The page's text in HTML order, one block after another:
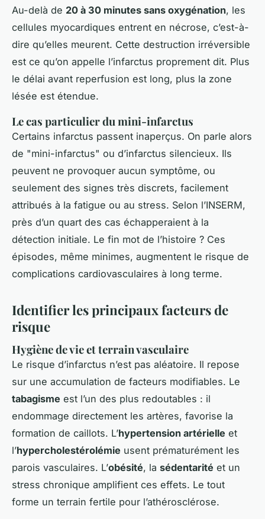
Au-delà de 20 à 30 minutes sans oxygénation, les
cellules myocardiques entrent en nécrose, c’est-à-
dire qu’elles meurent. Cette destruction irréversible
est ce qu’on appelle l’infarctus proprement dit. Plus
le délai avant reperfusion est long, plus la zone
lésée est étendue.
Le cas particulier du mini-infarctus
Certains infarctus passent inaperçus. On parle alors
de "mini-infarctus" ou d’infarctus silencieux. Ils
peuvent ne provoquer aucun symptôme, ou
seulement des signes très discrets, facilement
attribués à la fatigue ou au stress. Selon l’INSERM,
près d’un quart des cas échapperaient à la
détection initiale. Le fin mot de l’histoire ? Ces
épisodes, même minimes, augmentent le risque de
complications cardiovasculaires à long terme.
Identifier les principaux facteurs de
risque
Hygiène de vie et terrain vasculaire
Le risque d’infarctus n’est pas aléatoire. Il repose
sur une accumulation de facteurs modifiables. Le
tabagisme est l’un des plus redoutables : il
endommage directement les artères, favorise la
formation de caillots. L’hypertension artérielle et
l’hypercholestérolémie usent prématurément les
parois vasculaires. L’obésité, la sédentarité et un
stress chronique amplifient ces effets. Le tout
forme un terrain fertile pour l’athérosclérose.